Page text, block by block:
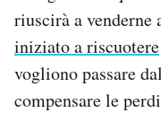
riuscirà a
iniziato a riscuotere
vogliono passare
compensare le